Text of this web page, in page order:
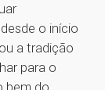
o início
a tradição
para o